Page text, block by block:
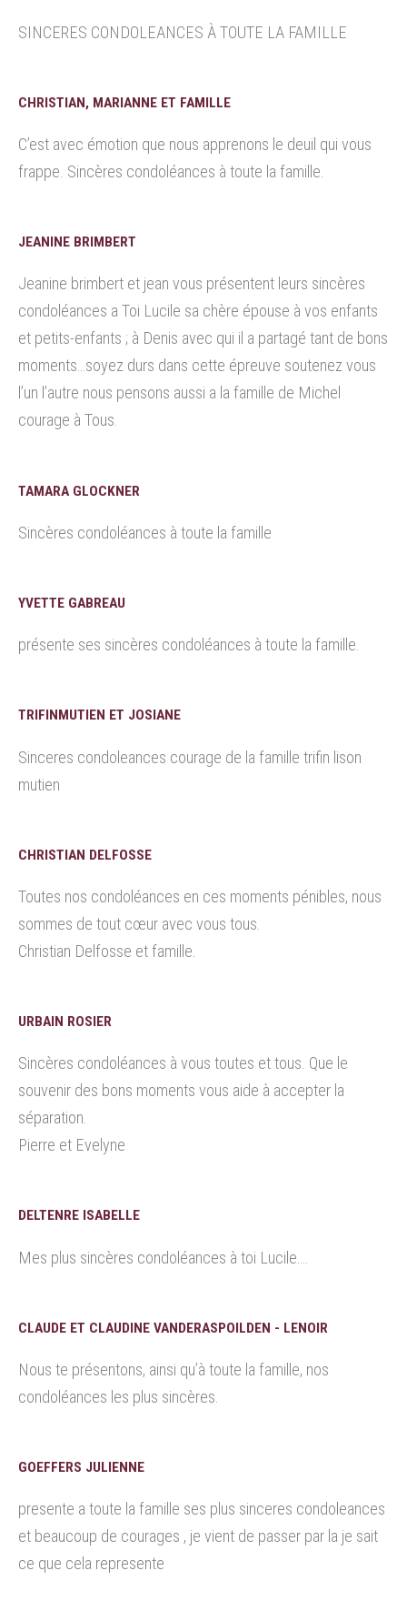
SINCERES CONDOLEANCES À TOUTE LA FAMILLE
CHRISTIAN, MARIANNE ET FAMILLE
C’est avec émotion que nous apprenons le deuil qui vous
frappe. Sincères condoléances à toute la famille.
JEANINE BRIMBERT
Jeanine brimbert et jean vous présentent leurs sincères
condoléances a Toi Lucile sa chère épouse à vos enfants
et petits-enfants ; à Denis avec qui il a partagé tant de bons
moments…soyez durs dans cette épreuve soutenez vous
l’un l’autre nous pensons aussi a la famille de Michel
courage à Tous.
TAMARA GLOCKNER
Sincères condoléances à toute la famille
YVETTE GABREAU
présente ses sincères condoléances à toute la famille.
TRIFINMUTIEN ET JOSIANE
Sinceres condoleances courage de la famille trifin lison
mutien
CHRISTIAN DELFOSSE
Toutes nos condoléances en ces moments pénibles, nous
sommes de tout cœur avec vous tous.
Christian Delfosse et famille.
URBAIN ROSIER
Sincères condoléances à vous toutes et tous. Que le
souvenir des bons moments vous aide à accepter la
séparation.
Pierre et Evelyne
DELTENRE ISABELLE
Mes plus sincères condoléances à toi Lucile….
CLAUDE ET CLAUDINE VANDERASPOILDEN - LENOIR
Nous te présentons, ainsi qu’à toute la famille, nos
condoléances les plus sincères.
GOEFFERS JULIENNE
presente a toute la famille ses plus sinceres condoleances
et beaucoup de courages , je vient de passer par la je sait
ce que cela represente